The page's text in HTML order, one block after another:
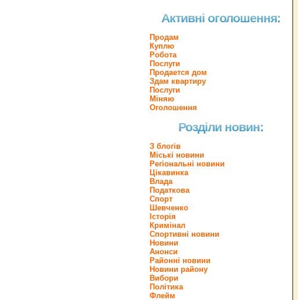
Активні оголошення:
Продам
Куплю
Робота
Послуги
Продается дом
Здам квартиру
Послуги
Міняю
Оголошення
Розділи новин:
З блогів
Міські новини
Регіональні новини
Цікавинка
Влада
Податкова
Спорт
Шевченко
Історія
Кримінал
Спортивні новини
Новини
Анонси
Районні новини
Новини району
Вибори
Політика
Флейм